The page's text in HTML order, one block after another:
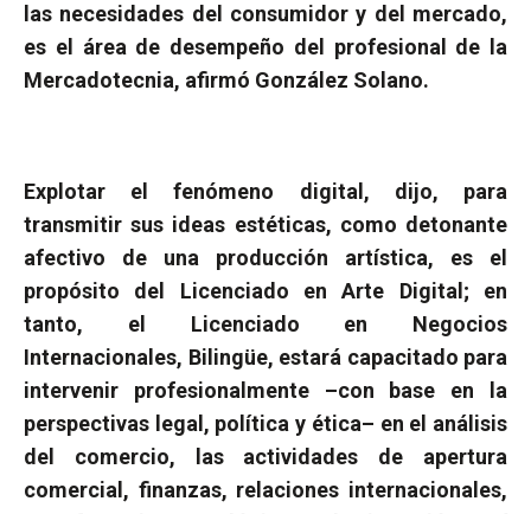
las necesidades del consumidor y del mercado,
es el área de desempeño del profesional de
la
Mercadotecnia, afirmó González Solano.
Explotar el fenómeno digital, dijo, para
transmitir sus ideas estéticas, como detonante
afectivo de una producción artística, es el
propósito del Licenciado en Arte Digital; en
tanto, el Licenciado en Negocios
Internacionales, Bilingüe, estará capacitado para
intervenir profesionalmente –con base en la
perspectivas legal, política y ética– en el análisis
del comercio, las actividades de apertura
comercial, finanzas, relaciones internacionales,